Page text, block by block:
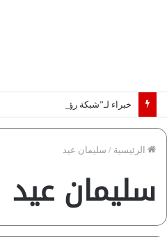
خبراء لـ”شبكة رؤية”: «اتفاق مكة»
الرئيسية / سليمان عيد
سليمان عيد